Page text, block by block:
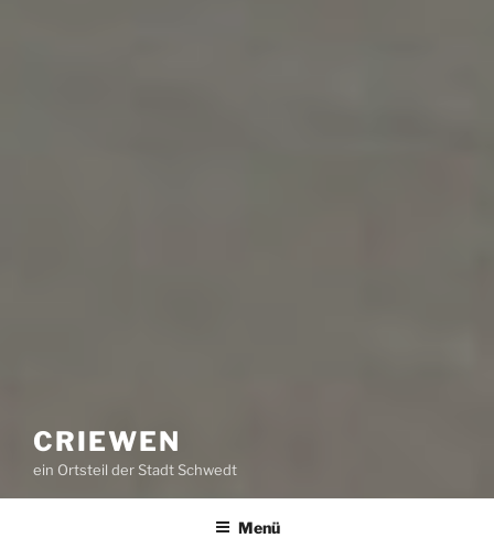
CRIEWEN
ein Ortsteil der Stadt Schwedt
Menü